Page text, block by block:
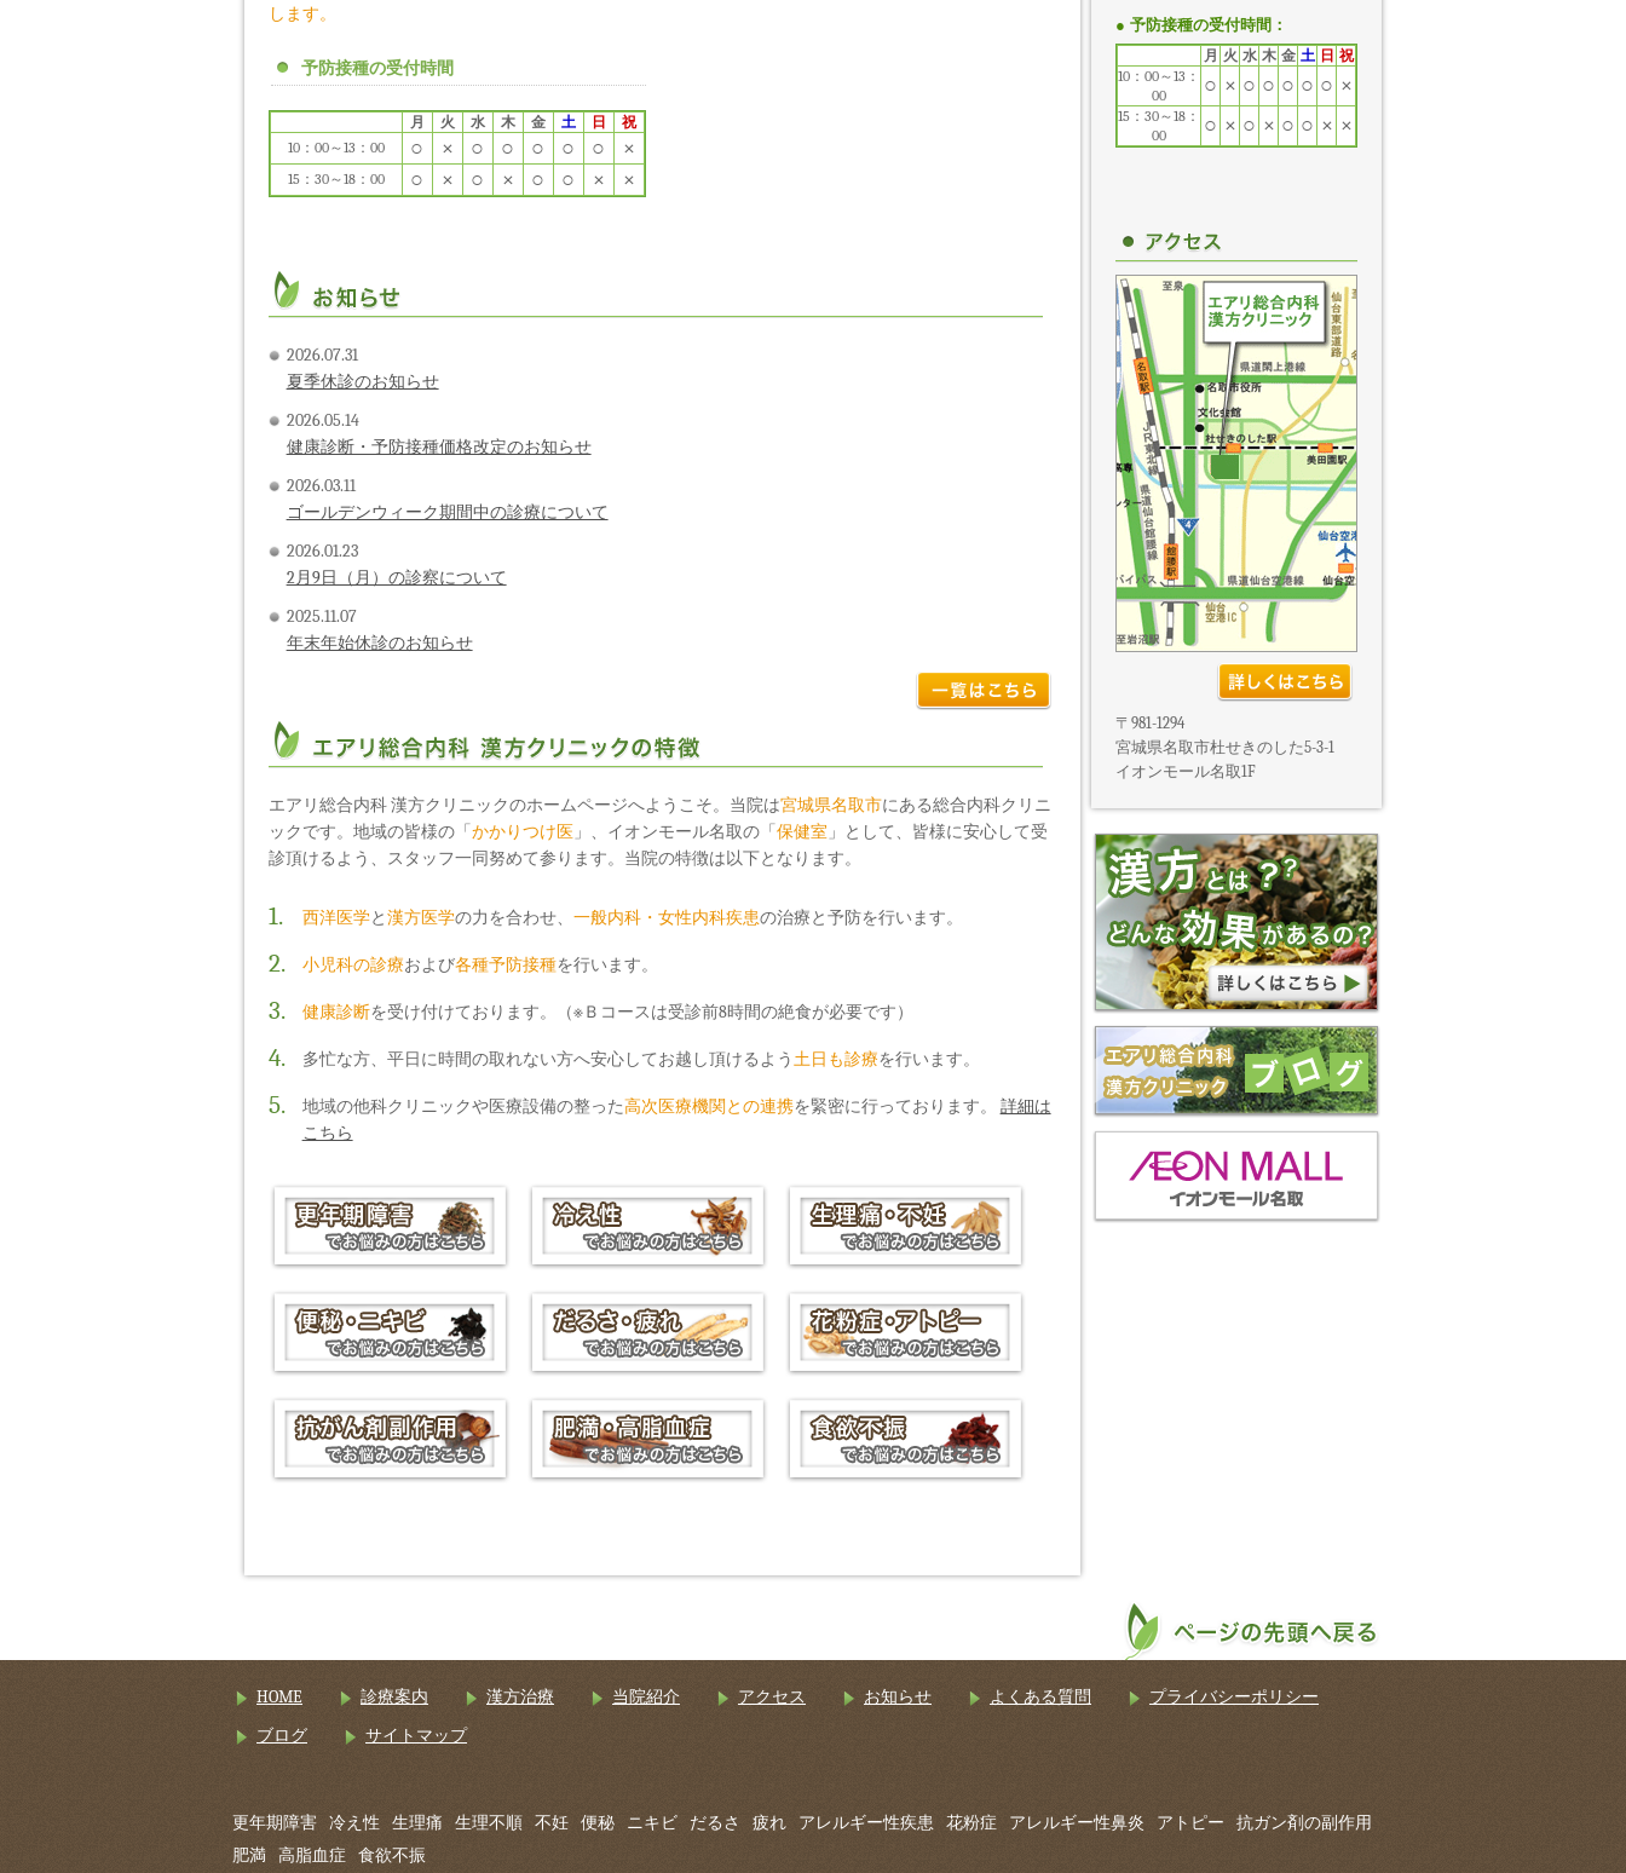
します。
予防接種の受付時間
月 火 水 木 金 土 日
祝
10：00～13：00
○ × ○ ○ ○ ○ ○ ×
15：30～18：00 ○ × ○ × ○ ○ × ×
2026.07.31
夏季休診のお知らせ
2026.05.14
健康診断・予防接種価格改定のお知らせ
2026.03.11
ゴールデンウィーク期間中の診療について
2026.01.23
2月9日（月）の診察について
2025.11.07
年末年始休診のお知らせ
エアリ総合内科 漢方クリニックのホームページへようこそ。当院は宮城県名取市にある総合内科クリニ
ックです。地域の皆様の「 かかりつけ医」、イオンモール名取の「 保健室」として、皆様に安心して受
診頂けるよう、スタッフ一同努めて参ります。当院の特徴は以下となります。
1. 西洋医学と漢方医学の力を合わせ、 一般内科・女性内科疾患の治療と予防を行います。
2. 小児科の診療および各種予防接種を行います。
3. 健康診断を受け付けております。（※Ｂコースは受診前8時間の絶食が必要です）
4. 多忙な方、平日に時間の取れない方へ安心してお越し頂けるよう土日も診療を行います。
5. 地域の他科クリニックや医療設備の整った高次医療機関との連携を緊密に行っております。 詳細は
こちら
● 予防接種の受付時間：
月 火 水 木 金 土 日 祝
10：00～13：
00
○ × ○ ○ ○ ○ ○ ×
15：30～18：
00
○ × ○ × ○ ○ × ×
〒981-1294
宮城県名取市杜せきのした5-3-1
イオンモール名取1F
HOME 診療案内 漢方治療 当院紹介 アクセス お知らせ よくある質問
プライバシーポリシー
ブログ
サイトマップ
更年期障害 冷え性 生理痛 生理不順 不妊 便秘 ニキビ だるさ 疲れ アレルギー性疾患 花粉症 アレルギー性鼻炎 アトピー
抗ガン剤の副作用
肥満 高脂血症 食欲不振